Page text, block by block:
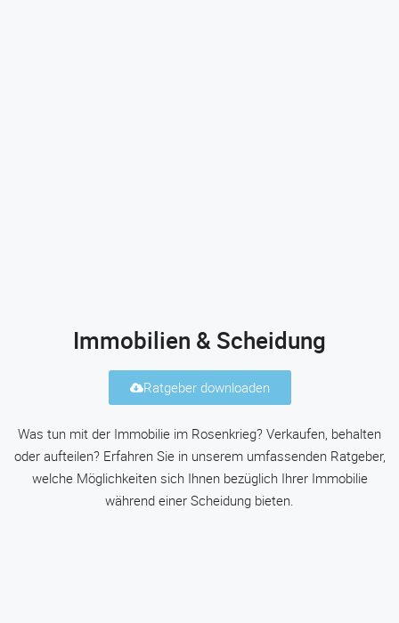
Immobilien & Scheidung
Ratgeber downloaden
Was tun mit der Immobilie im Rosenkrieg? Verkaufen, behalten
oder aufteilen? Erfahren Sie in unserem umfassenden Ratgeber,
welche Möglichkeiten sich Ihnen bezüglich Ihrer Immobilie
während einer Scheidung bieten.